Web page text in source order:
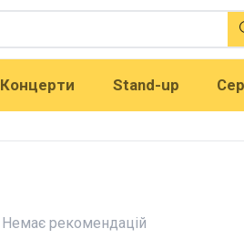
Концерти Stand-up
Немає рекомендацій